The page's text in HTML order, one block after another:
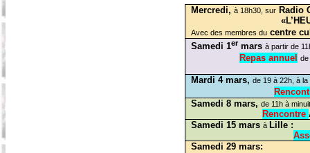
Mercredi, à 18h30, sur Radio
Avec des membres du centre
Samedi 1er mars à partir de
Repas annuel de
Mardi 4 mars, de 19 à 22h, à
Samedi 8 mars, de 11h à
Rencontre
Samedi 15 mars à Lille :
Samedi 29 mars: